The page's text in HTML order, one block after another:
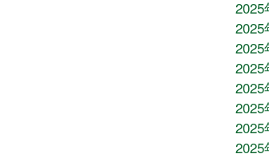
2025
2025
2025
2025
2025
2025
2025
2025